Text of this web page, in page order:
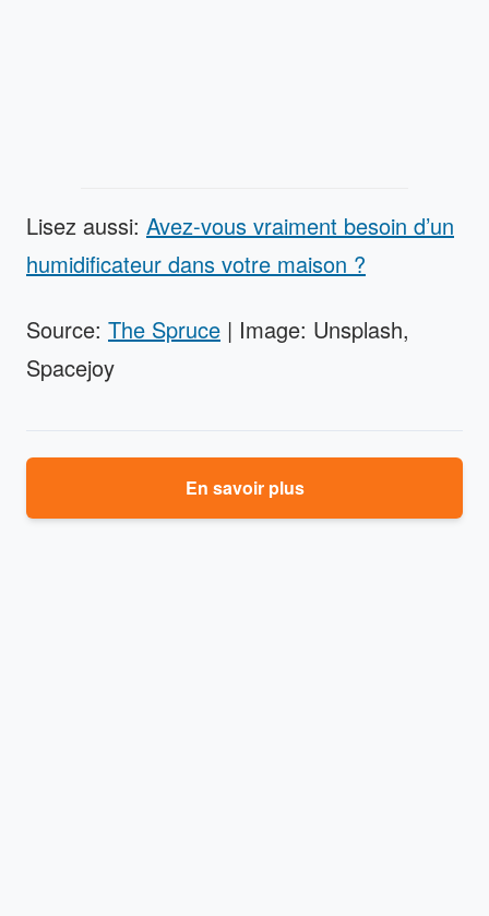
Lisez aussi: Avez-vous vraiment besoin d’un
humidificateur dans votre maison ?
Source: The Spruce | Image: Unsplash,
Spacejoy
En savoir plus